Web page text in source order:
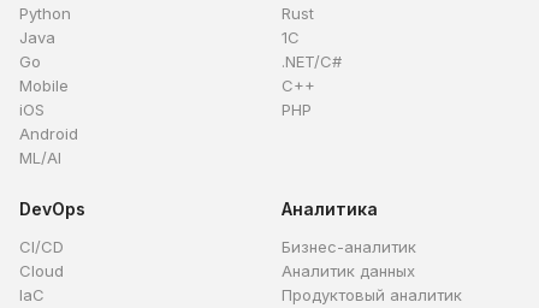
Python
Java
Go
Mobile
iOS
Android
ML/AI
Rust
1C
.NET/C#
C++
PHP
DevOps
CI/CD
Cloud
IaC
Аналитика
Бизнес-аналитик
Аналитик данных
Продуктовый аналитик